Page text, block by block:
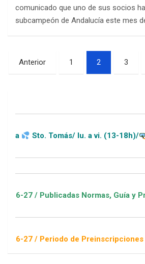
comunicado que uno de sus socios
subcampeón de Andalucía este mes
Paginación
de
Anterior 1 2 3
Tomás/ lu. a vi. (13-18h)/ sa.-
/ Publicadas Normas, Guía y Programa
/ Periodo de Preinscripciones del 20/